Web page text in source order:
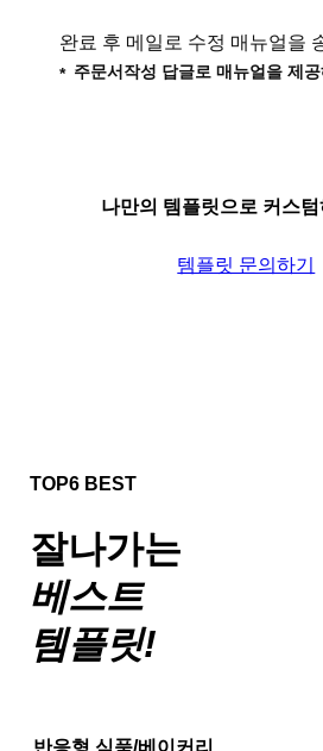
완료 후 메일로 수정 매뉴얼을
주문서작성 답글로 매뉴얼을 제
나만의 템플릿으로 커스
템플릿 문의하기
TOP6 BEST
잘나가는
베스트
템플릿!
반응형 식품/베이커리